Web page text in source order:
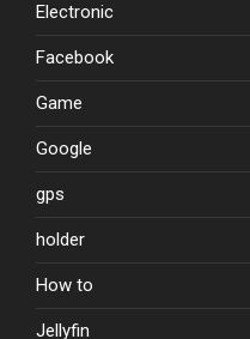
Electronic
Facebook
Game
Google
gps
holder
How to
Jellyfin